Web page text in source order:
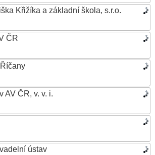
Křižíka a základní škola, s.r.o.
ČR
AV ČR, v. v. i.
ústav